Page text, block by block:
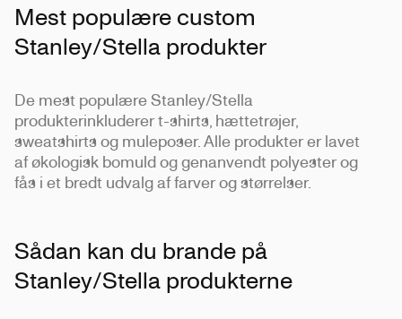
Mest populære custom
Stanley/Stella produkter
De mest populære Stanley/Stella
produkterinkluderer t-shirts, hættetrøjer,
sweatshirts og muleposer. Alle produkter er lavet
af økologisk bomuld og genanvendt polyester og
fås i et bredt udvalg af farver og størrelser.
Sådan kan du brande på
Stanley/Stella produkterne